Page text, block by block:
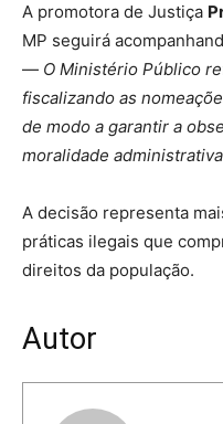
A promotora de Justiça
MP seguirá
— O Ministério Público
fiscalizando as
de modo a garantir a
moralidade administrativa
A decisão representa
práticas ilegais que
direitos da população.
Autor